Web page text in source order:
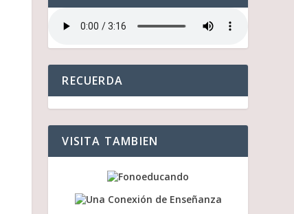
RECUERDA
VISITA TAMBIEN